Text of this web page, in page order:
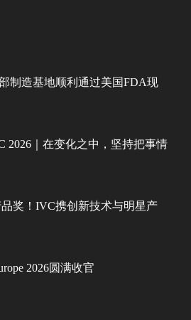
制造基地顺利通过美国FDA现
2026｜在变化之中，坚持把事情
奖！IVC携创新技术与明星产
2026圆满收官